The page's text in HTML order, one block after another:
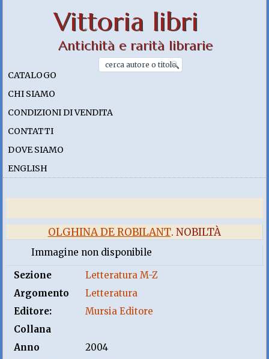
Vittoria libri
Antichità e rarità librarie
CATALOGO
CHI SIAMO
CONDIZIONI DI VENDITA
CONTATTI
DOVE SIAMO
ENGLISH
OLGHINA DE ROBILANT. NOBILTÀ
Immagine non disponibile
Sezione
Letteratura M-Z
Argomento
Letteratura
Editore:
Mursia Editore
Collana
Anno
2004